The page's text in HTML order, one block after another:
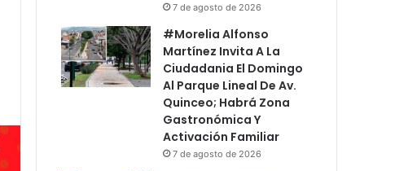
7 de agosto de 2026
#Morelia Alfonso
Martínez Invita A La
Ciudadania El Domingo
Al Parque Lineal De Av.
Quinceo; Habrá Zona
Gastronómica Y
Activación Familiar
7 de agosto de 2026